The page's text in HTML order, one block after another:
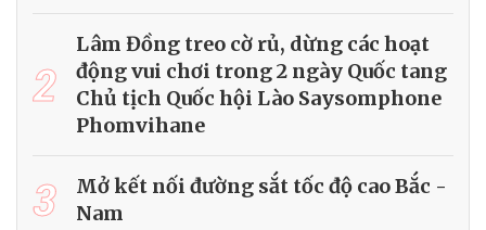
2
Lâm Đồng treo cờ rủ, dừng các hoạt
động vui chơi trong 2 ngày Quốc tang
Chủ tịch Quốc hội Lào Saysomphone
Phomvihane
3
Mở kết nối đường sắt tốc độ cao Bắc -
Nam